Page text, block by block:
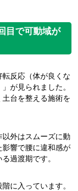
目で可動域が
反応（体が良くな
が見られました。
台を整える施術を
外はスムーズに動
響で腰に違和感が
過渡期です。
に入っています。